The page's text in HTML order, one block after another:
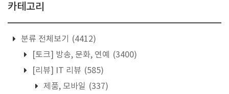
카테고리
분류 전체보기
(4412)
[토크] 방송, 문화, 연예
(3400)
[리뷰] IT 리뷰 (585)
제품, 모바일 (337)